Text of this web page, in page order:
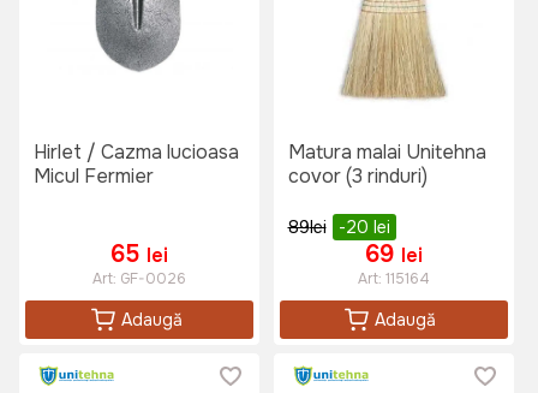
Hirlet / Cazma lucioasa
Micul Fermier
65 lei
Art: GF-0026
Adaugă
Matura malai Unitehna
covor (3 rinduri)
89lei -20 lei
69 lei
Art: 115164
Adaugă